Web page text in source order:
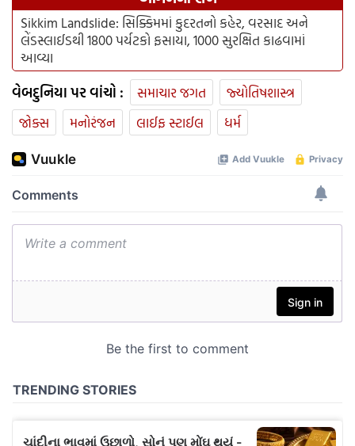
Sikkim Landslide: સિક્કિમમાં કુદરતનો કહેર, વરસાદ અને
લેંડસ્લાઈડથી 1800 પર્યટકો ફસાયા, 1000 સુરક્ષિત કાઢવામાં
આવ્યા
વેબદુનિયા પર વાંચો : સમાચાર જગત
જ્યોતિષશાસ્ત્ર
જોક્સ
મનોરંજન લાઈફ સ્ટાઈલ ધર્મ